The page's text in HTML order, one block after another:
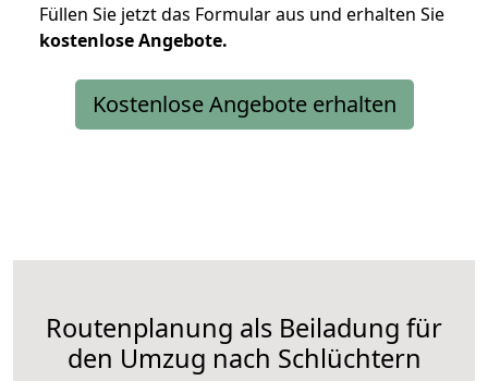
Füllen Sie jetzt das Formular aus und erhalten Sie
kostenloseAngebote.
Kostenlose Angebote erhalten
Routenplanung als Beiladung für
den Umzug nach Schlüchtern